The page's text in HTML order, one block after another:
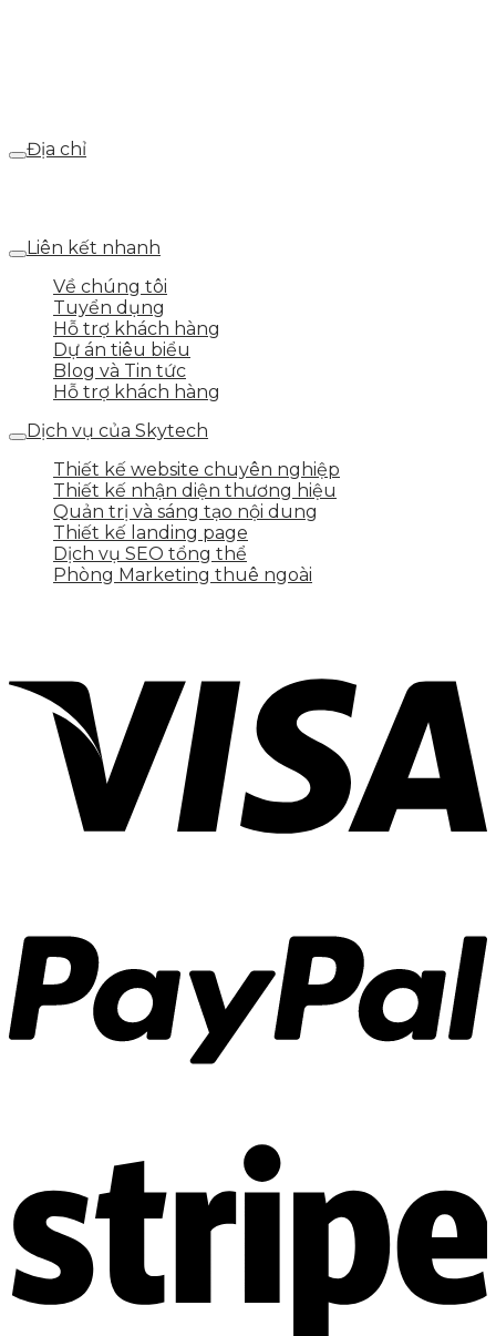
Địa chỉ
Liên kết nhanh
Về chúng tôi
Tuyển dụng
Hỗ trợ khách hàng
Dự án tiêu biểu
Blog và Tin tức
Hỗ trợ khách hàng
Dịch vụ của Skytech
Thiết kế website chuyên nghiệp
Thiết kế nhận diện thương hiệu
Quản trị và sáng tạo nội dung
Thiết kế landing page
Dịch vụ SEO tổng thể
Phòng Marketing thuê ngoài